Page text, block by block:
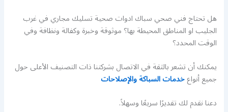
هل تحتاج فني صحي سباك ادوات صحية تسليك مجاري في غرب
الجليب او المناطق المحيطة بها؟ موثوقة وخبرة وكفالة ونظافة وفي
الوقت المحدد؟
يمكنك أن تشعر بالثقة في الاتصال بشركتنا ذات التصنيف الأعلى حول
جميع أنواعخدمات السباكة والإصلاحات
دعنا نقدم لك تقديرًا سريعًا وسهلاً.